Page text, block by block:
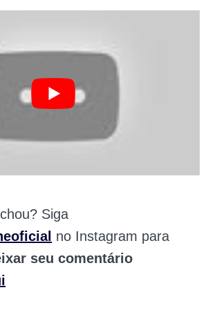
Siga
no Instagram para
seu comentário